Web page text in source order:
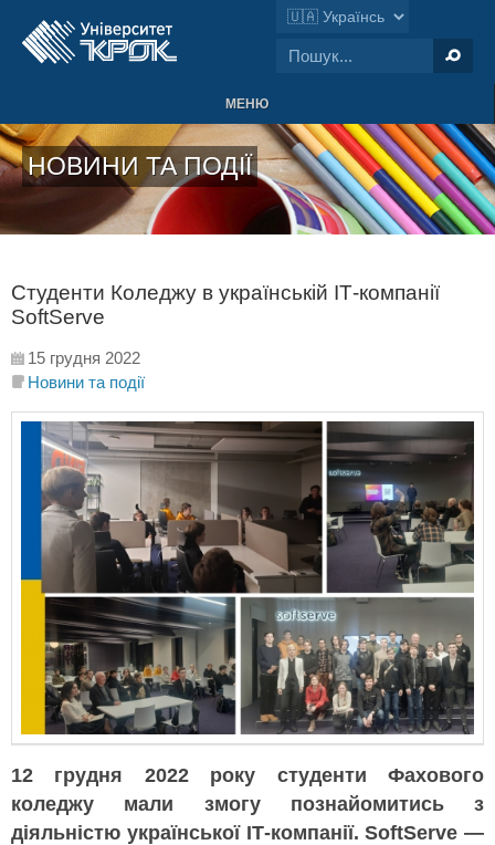
МЕНЮ
НОВИНИ ТА ПОДІЇ
Студенти Коледжу в українській ІТ-компанії
SoftServe
15 грудня 2022
Новини та події
12 грудня 2022 року студенти Фахового
коледжу мали змогу познайомитись з
діяльністю української ІТ-компанії. SoftServe —